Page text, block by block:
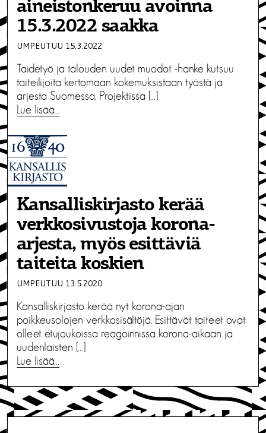
aineistonkeruu avoinna
15.3.2022 saakka
UMPEUTUU 15.3.2022
Taidetyö ja talouden uudet muodot -hanke kutsuu
taiteilijoita kertomaan kokemuksistaan työstä ja
arjesta Suomessa. Projektissa […]
Lue lisää…
Kansalliskirjasto kerää
verkkosivustoja korona-
arjesta, myös esittäviä
taiteita koskien
UMPEUTUU 13.5.2020
Kansalliskirjasto kerää nyt korona-ajan
poikkeusolojen verkkosisältöjä. Esittävät taiteet ovat
olleet etujoukoissa reagoinnissa korona-aikaan ja
uudenlaisten […]
Lue lisää…